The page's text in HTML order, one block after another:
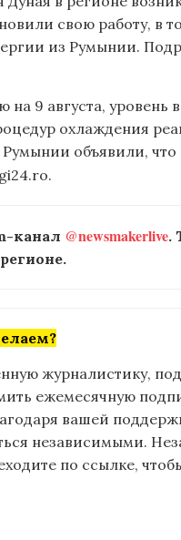
свою работу, в
из Румынии.
на 9 августа,
охлаждения
объявили,
канал @newsmakerlive.
журналистику,
ежемесячную
вашей
независимыми.
по ссылке,